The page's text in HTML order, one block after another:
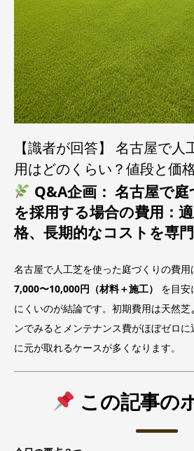
【識者が回答】 名古屋で
用はどのくらい？値段と価
Q&A企画： 名古屋で
を採用する場合の費用：
格、長期的なコストを専
名古屋で人工芝を使った庭づくりの費用
7,000〜10,000円（材料＋施工）
を目安
にくいのが結論です。初期費用は天然
ンでみるとメンテナンス費がほぼゼロ
に元が取れるケースが多くなります。
この記事の